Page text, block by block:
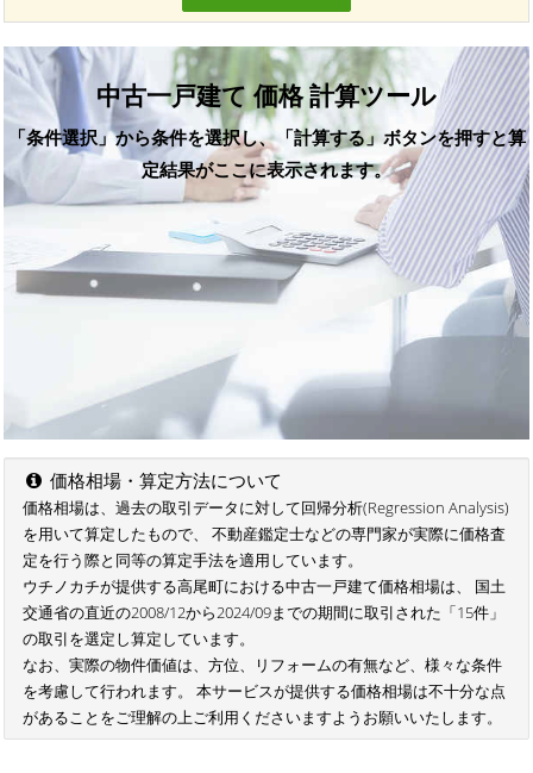
中古一戸建て 価格 計算ツール
「条件選択」から条件を選択し、「計算する」ボタンを押すと算
定結果がここに表示されます。
価格相場・算定方法について
価格相場は、過去の取引データに対して回帰分析(Regression Analysis)
を用いて算定したもので、 不動産鑑定士などの専門家が実際に価格査
定を行う際と同等の算定手法を適用しています。
ウチノカチが提供する高尾町における中古一戸建て価格相場は、 国土
交通省の直近の2008/12から2024/09までの期間に取引された「15件」
の取引を選定し算定しています。
なお、実際の物件価値は、方位、リフォームの有無など、様々な条件
を考慮して行われます。 本サービスが提供する価格相場は不十分な点
があることをご理解の上ご利用くださいますようお願いいたします。